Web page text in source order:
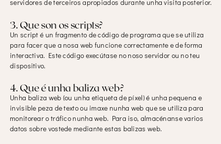
servidores de terceiros apropiados durante unha visita posterior.
3. Que son os scripts?
Un script é un fragmento de código de programa que se utiliza
para facer que a nosa web funcione correctamente e de forma
interactiva. Este código execútase no noso servidor ou no teu
dispositivo.
4. Que é unha baliza web?
Unha baliza web (ou unha etiqueta de píxel) é unha pequena e
invisible peza de texto ou imaxe nunha web que se utiliza para
monitorear o tráfico nunha web. Para iso, almacénanse varios
datos sobre vostede mediante estas balizas web.